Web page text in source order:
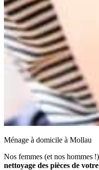
Ménage à domicile à Mollau
Nos femmes (et nos hommes
nettoyage des pièces de